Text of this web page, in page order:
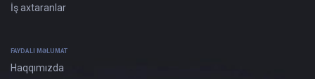
İş axtaranlar
FAYDALI MƏLUMAT
Haqqımızda